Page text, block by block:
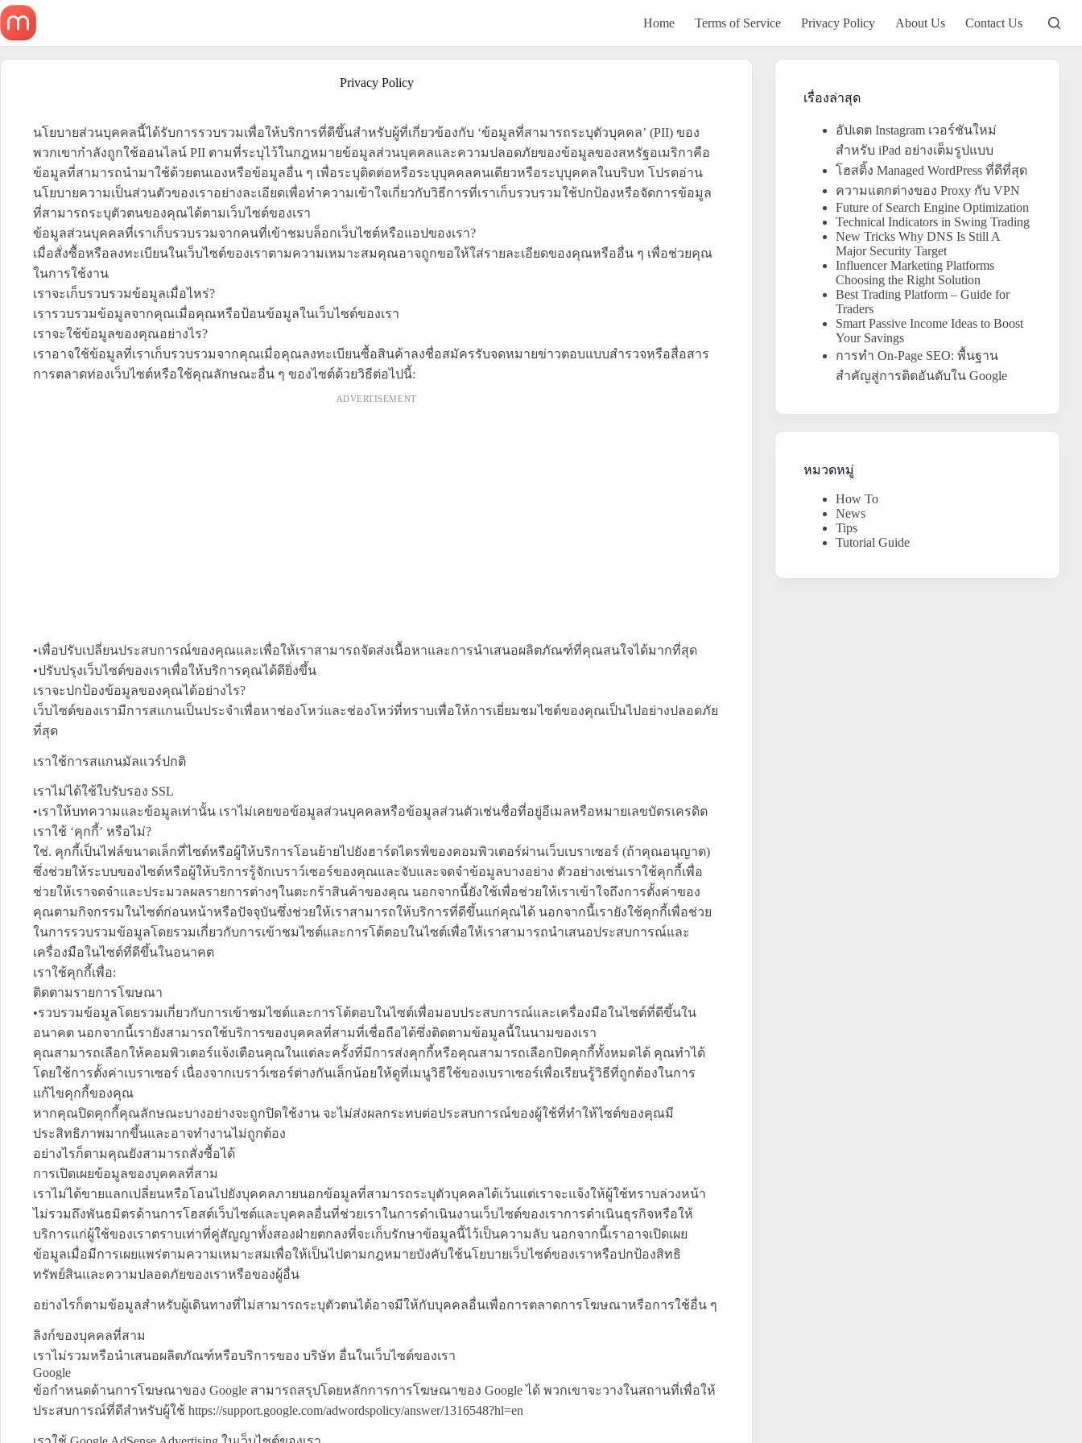
Skip
to
content
Home Terms of Service Privacy Policy About Us Contact Us
Privacy Policy
นโยบายส่วนบุคคลนี้ได้รับการรวบรวมเพื่อให้บริการที่ดีขึ้นสำหรับผู้ที่เกี่ยวข้องกับ ‘ข้อมูลที่สามารถระบุตัวบุคคล’ (PII) ของ
พวกเขากำลังถูกใช้ออนไลน์ PII ตามที่ระบุไว้ในกฎหมายข้อมูลส่วนบุคคลและความปลอดภัยของข้อมูลของสหรัฐอเมริกาคือ
ข้อมูลที่สามารถนำมาใช้ด้วยตนเองหรือข้อมูลอื่น ๆ เพื่อระบุติดต่อหรือระบุบุคคลคนเดียวหรือระบุบุคคลในบริบท โปรดอ่าน
นโยบายความเป็นส่วนตัวของเราอย่างละเอียดเพื่อทำความเข้าใจเกี่ยวกับวิธีการที่เราเก็บรวบรวมใช้ปกป้องหรือจัดการข้อมูล
ที่สามารถระบุตัวตนของคุณได้ตามเว็บไซต์ของเรา
ข้อมูลส่วนบุคคลที่เราเก็บรวบรวมจากคนที่เข้าชมบล็อกเว็บไซต์หรือแอปของเรา?
เมื่อสั่งซื้อหรือลงทะเบียนในเว็บไซต์ของเราตามความเหมาะสมคุณอาจถูกขอให้ใส่รายละเอียดของคุณหรืออื่น ๆ เพื่อช่วยคุณ
ในการใช้งาน
เราจะเก็บรวบรวมข้อมูลเมื่อไหร่?
เรารวบรวมข้อมูลจากคุณเมื่อคุณหรือป้อนข้อมูลในเว็บไซต์ของเรา
เราจะใช้ข้อมูลของคุณอย่างไร?
เราอาจใช้ข้อมูลที่เราเก็บรวบรวมจากคุณเมื่อคุณลงทะเบียนซื้อสินค้าลงชื่อสมัครรับจดหมายข่าวตอบแบบสำรวจหรือสื่อสาร
การตลาดท่องเว็บไซต์หรือใช้คุณลักษณะอื่น ๆ ของไซต์ด้วยวิธีต่อไปนี้:
ADVERTISEMENT
•เพื่อปรับเปลี่ยนประสบการณ์ของคุณและเพื่อให้เราสามารถจัดส่งเนื้อหาและการนำเสนอผลิตภัณฑ์ที่คุณสนใจได้มากที่สุด
•ปรับปรุงเว็บไซต์ของเราเพื่อให้บริการคุณได้ดียิ่งขึ้น
เราจะปกป้องข้อมูลของคุณได้อย่างไร?
เว็บไซต์ของเรามีการสแกนเป็นประจำเพื่อหาช่องโหว่และช่องโหว่ที่ทราบเพื่อให้การเยี่ยมชมไซต์ของคุณเป็นไปอย่างปลอดภัย
ที่สุด
เราใช้การสแกนมัลแวร์ปกติ
เราไม่ได้ใช้ใบรับรอง SSL
•เราให้บทความและข้อมูลเท่านั้น เราไม่เคยขอข้อมูลส่วนบุคคลหรือข้อมูลส่วนตัวเช่นชื่อที่อยู่อีเมลหรือหมายเลขบัตรเครดิต
เราใช้ ‘คุกกี้’ หรือไม่?
ใช่. คุกกี้เป็นไฟล์ขนาดเล็กที่ไซต์หรือผู้ให้บริการโอนย้ายไปยังฮาร์ดไดรฟ์ของคอมพิวเตอร์ผ่านเว็บเบราเซอร์ (ถ้าคุณอนุญาต)
ซึ่งช่วยให้ระบบของไซต์หรือผู้ให้บริการรู้จักเบราว์เซอร์ของคุณและจับและจดจำข้อมูลบางอย่าง ตัวอย่างเช่นเราใช้คุกกี้เพื่อ
ช่วยให้เราจดจำและประมวลผลรายการต่างๆในตะกร้าสินค้าของคุณ นอกจากนี้ยังใช้เพื่อช่วยให้เราเข้าใจถึงการตั้งค่าของ
คุณตามกิจกรรมในไซต์ก่อนหน้าหรือปัจจุบันซึ่งช่วยให้เราสามารถให้บริการที่ดีขึ้นแก่คุณได้ นอกจากนี้เรายังใช้คุกกี้เพื่อช่วย
ในการรวบรวมข้อมูลโดยรวมเกี่ยวกับการเข้าชมไซต์และการโต้ตอบในไซต์เพื่อให้เราสามารถนำเสนอประสบการณ์และ
เครื่องมือในไซต์ที่ดีขึ้นในอนาคต
เราใช้คุกกี้เพื่อ:
ติดตามรายการโฆษณา
•รวบรวมข้อมูลโดยรวมเกี่ยวกับการเข้าชมไซต์และการโต้ตอบในไซต์เพื่อมอบประสบการณ์และเครื่องมือในไซต์ที่ดีขึ้นใน
อนาคต นอกจากนี้เรายังสามารถใช้บริการของบุคคลที่สามที่เชื่อถือได้ซึ่งติดตามข้อมูลนี้ในนามของเรา
คุณสามารถเลือกให้คอมพิวเตอร์แจ้งเตือนคุณในแต่ละครั้งที่มีการส่งคุกกี้หรือคุณสามารถเลือกปิดคุกกี้ทั้งหมดได้ คุณทำได้
โดยใช้การตั้งค่าเบราเซอร์ เนื่องจากเบราว์เซอร์ต่างกันเล็กน้อยให้ดูที่เมนูวิธีใช้ของเบราเซอร์เพื่อเรียนรู้วิธีที่ถูกต้องในการ
แก้ไขคุกกี้ของคุณ
หากคุณปิดคุกกี้คุณลักษณะบางอย่างจะถูกปิดใช้งาน จะไม่ส่งผลกระทบต่อประสบการณ์ของผู้ใช้ที่ทำให้ไซต์ของคุณมี
ประสิทธิภาพมากขึ้นและอาจทำงานไม่ถูกต้อง
อย่างไรก็ตามคุณยังสามารถสั่งซื้อได้
การเปิดเผยข้อมูลของบุคคลที่สาม
เราไม่ได้ขายแลกเปลี่ยนหรือโอนไปยังบุคคลภายนอกข้อมูลที่สามารถระบุตัวบุคคลได้เว้นแต่เราจะแจ้งให้ผู้ใช้ทราบล่วงหน้า
ไม่รวมถึงพันธมิตรด้านการโฮสต์เว็บไซต์และบุคคลอื่นที่ช่วยเราในการดำเนินงานเว็บไซต์ของเราการดำเนินธุรกิจหรือให้
บริการแก่ผู้ใช้ของเราตราบเท่าที่คู่สัญญาทั้งสองฝ่ายตกลงที่จะเก็บรักษาข้อมูลนี้ไว้เป็นความลับ นอกจากนี้เราอาจเปิดเผย
ข้อมูลเมื่อมีการเผยแพร่ตามความเหมาะสมเพื่อให้เป็นไปตามกฎหมายบังคับใช้นโยบายเว็บไซต์ของเราหรือปกป้องสิทธิ
ทรัพย์สินและความปลอดภัยของเราหรือของผู้อื่น
อย่างไรก็ตามข้อมูลสำหรับผู้เดินทางที่ไม่สามารถระบุตัวตนได้อาจมีให้กับบุคคลอื่นเพื่อการตลาดการโฆษณาหรือการใช้อื่น ๆ
ลิงก์ของบุคคลที่สาม
เราไม่รวมหรือนำเสนอผลิตภัณฑ์หรือบริการของ บริษัท อื่นในเว็บไซต์ของเรา
Google
ข้อกำหนดด้านการโฆษณาของ Google สามารถสรุปโดยหลักการการโฆษณาของ Google ได้ พวกเขาจะวางในสถานที่เพื่อให้
ประสบการณ์ที่ดีสำหรับผู้ใช้ https://support.google.com/adwordspolicy/answer/1316548?hl=en
เรื่องล่าสุด
อัปเดต Instagram เวอร์ชันใหม่
สำหรับ iPad อย่างเต็มรูปแบบ
โฮสติ้ง Managed WordPress ที่ดีที่สุด
ความแตกต่างของ Proxy กับ VPN
Future of Search Engine Optimization
Technical Indicators in Swing Trading
New Tricks Why DNS Is Still A
Major Security Target
Influencer Marketing Platforms
Choosing the Right Solution
Best Trading Platform – Guide for
Traders
Smart Passive Income Ideas to Boost
Your Savings
การทำ On-Page SEO: พื้นฐาน
สำคัญสู่การติดอันดับใน Google
หมวดหมู่
How To
News
Tips
Tutorial Guide